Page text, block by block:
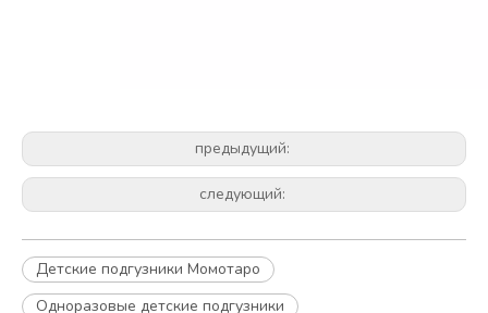
предыдущий:
следующий:
Детские подгузники Момотаро
Одноразовые детские подгузники